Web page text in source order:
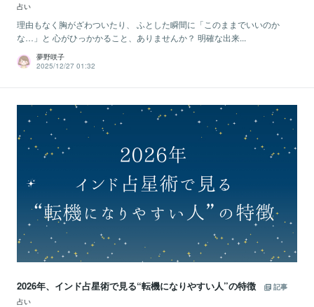
占い
理由もなく胸がざわついたり、 ふとした瞬間に「このままでいいのか
な…」と 心がひっかかること、ありませんか？ 明確な出来...
夢野咲子
2025/12/27 01:32
2026年、インド占星術で見る“転機になりやすい人”の特徴
記事
占い